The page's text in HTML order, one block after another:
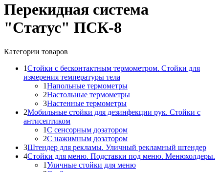
Перекидная система
"Статус" ПСК-8
Категории товаров
1Стойки с бесконтактным термометром. Стойки для
измерения температуры тела
1Напольные термометры
2Настольные термометры
3Настенные термометры
2Мобильные стойки для дезинфекции рук. Стойки с
антисептиком
1С сенсорным дозатором
2С нажимным дозатором
3Штендер для рекламы. Уличный рекламный штендер
4Стойки для меню. Подставки под меню. Менюхолдеры.
1Уличные стойки для меню